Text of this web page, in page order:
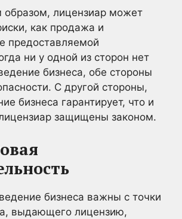
образом, лицензиар может
как продажа и
предоставляемой
ни у одной из сторон нет
бизнеса, обе стороны
С другой стороны,
бизнеса гарантирует, что и
защищены законом.
бизнеса важны с точки
выдающего лицензию,